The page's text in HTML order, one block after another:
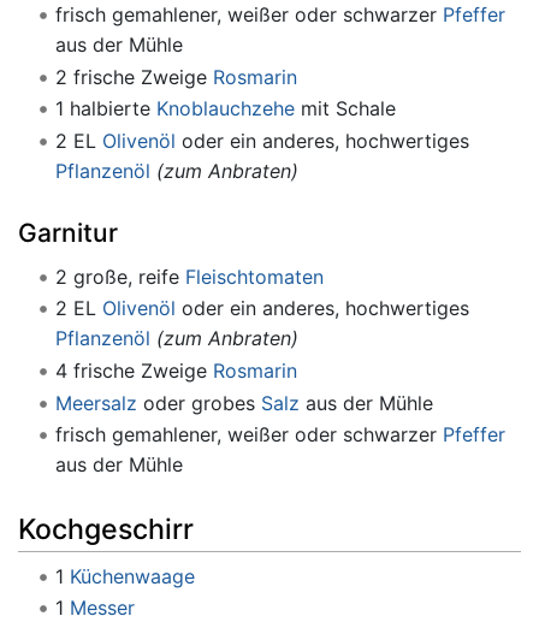
frisch gemahlener, weißer oder schwarzer Pfeffer
aus der Mühle
2 frische Zweige Rosmarin
1 halbierte Knoblauchzehemit Schale
2 EL Olivenöl oder ein anderes, hochwertiges
Pflanzenöl (zum Anbraten)
Garnitur
2 große, reife Fleischtomaten
2 EL Olivenöl oder ein anderes, hochwertiges
Pflanzenöl (zum Anbraten)
4 frische Zweige Rosmarin
Meersalz oder grobes Salz aus der Mühle
frisch gemahlener, weißer oder schwarzer Pfeffer
aus der Mühle
Kochgeschirr
1 Küchenwaage
1 Messer